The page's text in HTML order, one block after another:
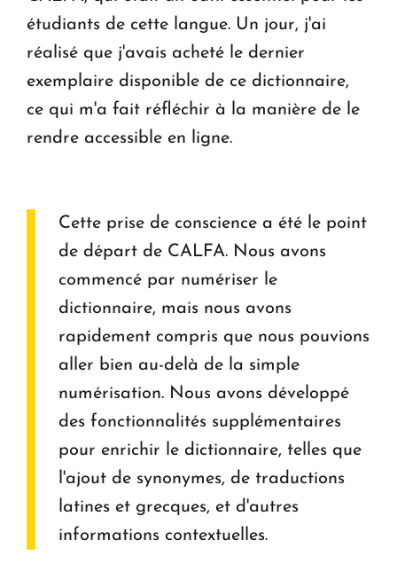
étudiants de cette langue. Un jour, j'ai
réalisé que j'avais acheté le dernier
exemplaire disponible de ce dictionnaire,
ce qui m'a fait réfléchir à la manière de le
rendre accessible en ligne.
Cette prise de conscience a été le point
de départ de CALFA. Nous avons
commencé par numériser le
dictionnaire, mais nous avons
rapidement compris que nous pouvions
aller bien au-delà de la simple
numérisation. Nous avons développé
des fonctionnalités supplémentaires
pour enrichir le dictionnaire, telles que
l'ajout de synonymes, de traductions
latines et grecques, et d'autres
informations contextuelles.